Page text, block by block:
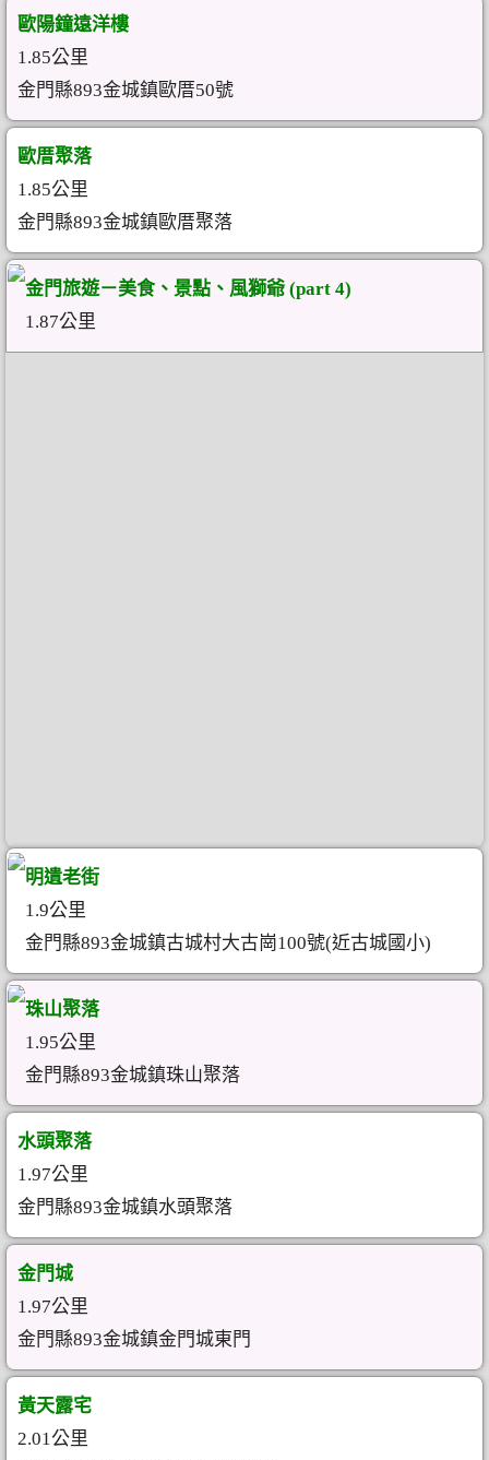
歐陽鐘遠洋樓
1.85公里
金門縣893金城鎮歐厝50號
歐厝聚落
1.85公里
金門縣893金城鎮歐厝聚落
金門旅遊－美食、景點、風獅爺 (part 4)
1.87公里
明遺老街
1.9公里
金門縣893金城鎮古城村大古崗100號(近古城國小)
珠山聚落
1.95公里
金門縣893金城鎮珠山聚落
水頭聚落
1.97公里
金門縣893金城鎮水頭聚落
金門城
1.97公里
金門縣893金城鎮金門城東門
黃天露宅
2.01公里